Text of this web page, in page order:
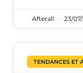
Afterall 23/
TENDANCES ET